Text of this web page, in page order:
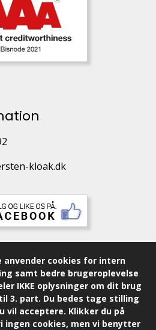
kloak.dk
anvender cookies for intern
samt bedre brugeroplevelse
IKKE oplysninger om dit brug
3. part. Du bedes tage stilling
vil acceptere. Klikker du på
ingen cookies, men vi benytter